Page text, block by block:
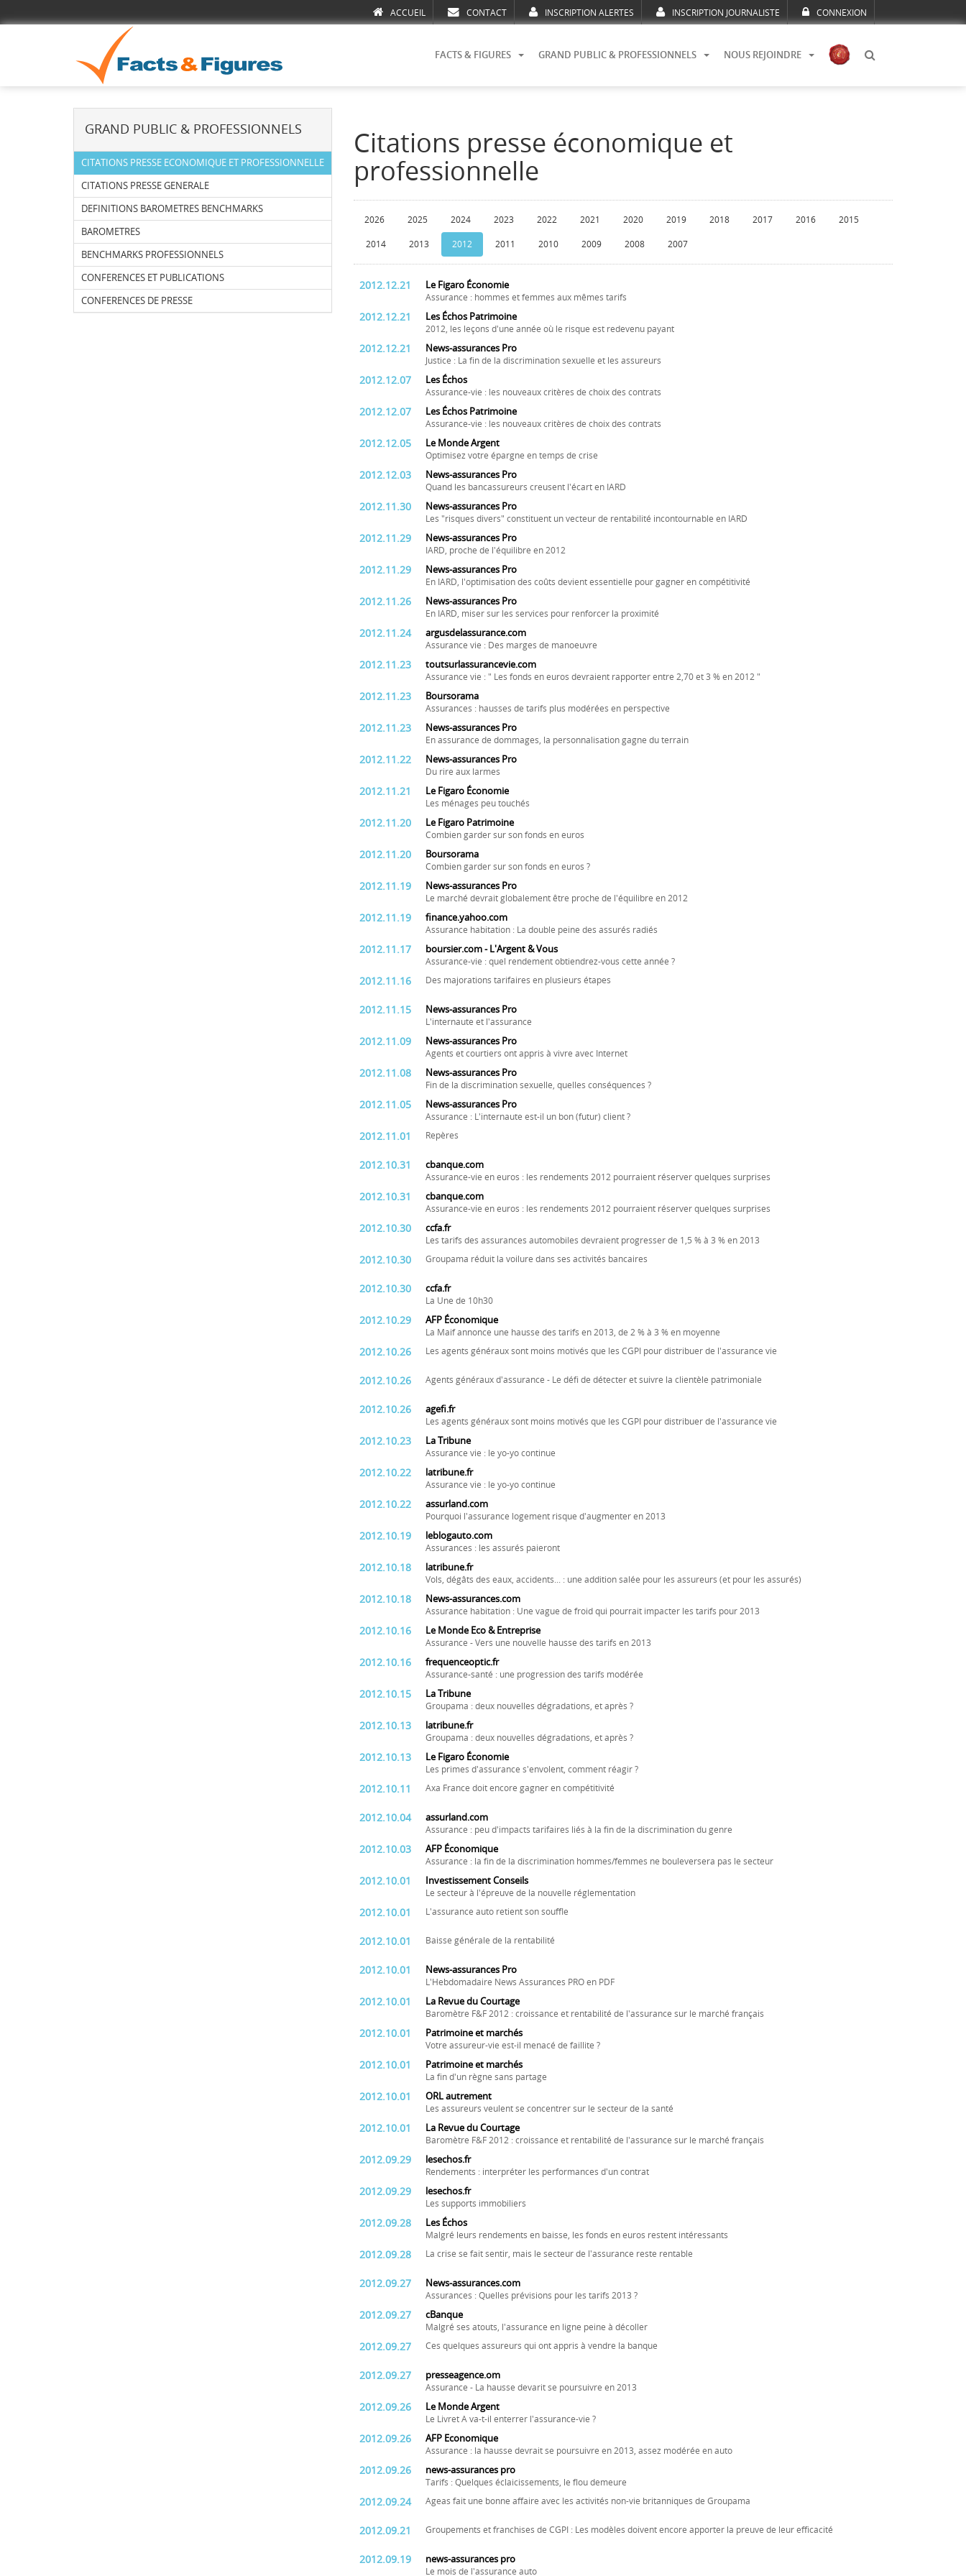
ACCUEIL CONTACT INSCRIPTION ALERTES INSCRIPTION JOURNALISTE CONNEXION
FACTS & FIGURES GRAND PUBLIC & PROFESSIONNELS NOUS REJOINDRE
GRAND PUBLIC & PROFESSIONNELS
CITATIONS PRESSE ECONOMIQUE ET PROFESSIONNELLE
CITATIONS PRESSE GENERALE
DEFINITIONS BAROMETRES BENCHMARKS
BAROMETRES
BENCHMARKS PROFESSIONNELS
CONFERENCES ET PUBLICATIONS
CONFERENCES DE PRESSE
Citations presse économique et
professionnelle
2026 2025 2024 2023 2022 2021 2020 2019 2018 2017 2016 2015
2014 2013 2012 2011 2010 2009 2008 2007
2012.12.21 Le Figaro Économie
Assurance : hommes et femmes aux mêmes tarifs
2012.12.21 Les Échos Patrimoine
2012, les leçons d'une année où le risque est redevenu payant
2012.12.21 News-assurances Pro
Justice : La fin de la discrimination sexuelle et les assureurs
2012.12.07 Les Échos
Assurance-vie : les nouveaux critères de choix des contrats
2012.12.07 Les Échos Patrimoine
Assurance-vie : les nouveaux critères de choix des contrats
2012.12.05 Le Monde Argent
Optimisez votre épargne en temps de crise
2012.12.03 News-assurances Pro
Quand les bancassureurs creusent l'écart en IARD
2012.11.30 News-assurances Pro
Les "risques divers" constituent un vecteur de rentabilité incontournable en IARD
2012.11.29 News-assurances Pro
IARD, proche de l'équilibre en 2012
2012.11.29 News-assurances Pro
En IARD, l'optimisation des coûts devient essentielle pour gagner en compétitivité
2012.11.26 News-assurances Pro
En IARD, miser sur les services pour renforcer la proximité
2012.11.24 argusdelassurance.com
Assurance vie : Des marges de manoeuvre
2012.11.23 toutsurlassurancevie.com
Assurance vie : " Les fonds en euros devraient rapporter entre 2,70 et 3 % en 2012 "
2012.11.23 Boursorama
Assurances : hausses de tarifs plus modérées en perspective
2012.11.23 News-assurances Pro
En assurance de dommages, la personnalisation gagne du terrain
2012.11.22 News-assurances Pro
Du rire aux larmes
2012.11.21 Le Figaro Économie
Les ménages peu touchés
2012.11.20 Le Figaro Patrimoine
Combien garder sur son fonds en euros
2012.11.20 Boursorama
Combien garder sur son fonds en euros ?
2012.11.19 News-assurances Pro
Le marché devrait globalement être proche de l'équilibre en 2012
2012.11.19 finance.yahoo.com
Assurance habitation : La double peine des assurés radiés
2012.11.17 boursier.com - L'Argent & Vous
Assurance-vie : quel rendement obtiendrez-vous cette année ?
2012.11.16 Des majorations tarifaires en plusieurs étapes
2012.11.15 News-assurances Pro
L'internaute et l'assurance
2012.11.09 News-assurances Pro
Agents et courtiers ont appris à vivre avec Internet
2012.11.08 News-assurances Pro
Fin de la discrimination sexuelle, quelles conséquences ?
2012.11.05 News-assurances Pro
Assurance : L'internaute est-il un bon (futur) client ?
2012.11.01 Repères
2012.10.31 cbanque.com
Assurance-vie en euros : les rendements 2012 pourraient réserver quelques surprises
2012.10.31 cbanque.com
Assurance-vie en euros : les rendements 2012 pourraient réserver quelques surprises
2012.10.30 ccfa.fr
Les tarifs des assurances automobiles devraient progresser de 1,5 % à 3 % en 2013
2012.10.30 Groupama réduit la voilure dans ses activités bancaires
2012.10.30 ccfa.fr
La Une de 10h30
2012.10.29 AFP Économique
La Maif annonce une hausse des tarifs en 2013, de 2 % à 3 % en moyenne
2012.10.26 Les agents généraux sont moins motivés que les CGPI pour distribuer de l'assurance vie
2012.10.26 Agents généraux d'assurance - Le défi de détecter et suivre la clientèle patrimoniale
2012.10.26 agefi.fr
Les agents généraux sont moins motivés que les CGPI pour distribuer de l'assurance vie
2012.10.23 La Tribune
Assurance vie : le yo-yo continue
2012.10.22 latribune.fr
Assurance vie : le yo-yo continue
2012.10.22 assurland.com
Pourquoi l'assurance logement risque d'augmenter en 2013
2012.10.19 leblogauto.com
Assurances : les assurés paieront
2012.10.18 latribune.fr
Vols, dégâts des eaux, accidents... : une addition salée pour les assureurs (et pour les assurés)
2012.10.18 News-assurances.com
Assurance habitation : Une vague de froid qui pourrait impacter les tarifs pour 2013
2012.10.16 Le Monde Eco & Entreprise
Assurance - Vers une nouvelle hausse des tarifs en 2013
2012.10.16 frequenceoptic.fr
Assurance-santé : une progression des tarifs modérée
2012.10.15 La Tribune
Groupama : deux nouvelles dégradations, et après ?
2012.10.13 latribune.fr
Groupama : deux nouvelles dégradations, et après ?
2012.10.13 Le Figaro Économie
Les primes d'assurance s'envolent, comment réagir ?
2012.10.11 Axa France doit encore gagner en compétitivité
2012.10.04 assurland.com
Assurance : peu d'impacts tarifaires liés à la fin de la discrimination du genre
2012.10.03 AFP Économique
Assurance : la fin de la discrimination hommes/femmes ne bouleversera pas le secteur
2012.10.01 Investissement Conseils
Le secteur à l'épreuve de la nouvelle réglementation
2012.10.01 L'assurance auto retient son souffle
2012.10.01 Baisse générale de la rentabilité
2012.10.01 News-assurances Pro
L'Hebdomadaire News Assurances PRO en PDF
2012.10.01 La Revue du Courtage
Baromètre F&F 2012 : croissance et rentabilité de l'assurance sur le marché français
2012.10.01 Patrimoine et marchés
Votre assureur-vie est-il menacé de faillite ?
2012.10.01 Patrimoine et marchés
La fin d'un règne sans partage
2012.10.01 ORL autrement
Les assureurs veulent se concentrer sur le secteur de la santé
2012.10.01 La Revue du Courtage
Baromètre F&F 2012 : croissance et rentabilité de l'assurance sur le marché français
2012.09.29 lesechos.fr
Rendements : interpréter les performances d'un contrat
2012.09.29 lesechos.fr
Les supports immobiliers
2012.09.28 Les Échos
Malgré leurs rendements en baisse, les fonds en euros restent intéressants
2012.09.28 La crise se fait sentir, mais le secteur de l'assurance reste rentable
2012.09.27 News-assurances.com
Assurances : Quelles prévisions pour les tarifs 2013 ?
2012.09.27 cBanque
Malgré ses atouts, l'assurance en ligne peine à décoller
2012.09.27 Ces quelques assureurs qui ont appris à vendre la banque
2012.09.27 presseagence.om
Assurance - La hausse devarit se poursuivre en 2013
2012.09.26 Le Monde Argent
Le Livret A va-t-il enterrer l'assurance-vie ?
2012.09.26 AFP Economique
Assurance : la hausse devrait se poursuivre en 2013, assez modérée en auto
2012.09.26 news-assurances pro
Tarifs : Quelques éclaicissements, le flou demeure
2012.09.24 Ageas fait une bonne affaire avec les activités non-vie britanniques de Groupama
2012.09.21 Groupements et franchises de CGPI : Les modèles doivent encore apporter la preuve de leur efficacité
2012.09.19 news-assurances pro
Le mois de l'assurance auto